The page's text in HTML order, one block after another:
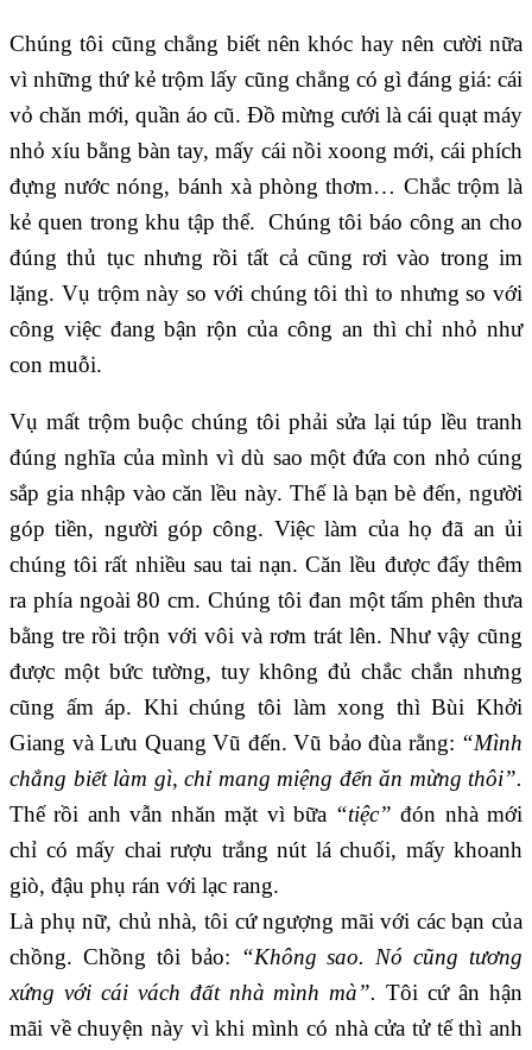
Chúng tôi cũng chẳng biết nên khóc hay nên cười nữa
vì những thứ kẻ trộm lấy cũng chẳng có gì đáng giá: cái
vỏ chăn mới, quần áo cũ. Đồ mừng cưới là cái quạt máy
nhỏ xíu bằng bàn tay, mấy cái nồi xoong mới, cái phích
đựng nước nóng, bánh xà phòng thơm… Chắc trộm là
kẻ quen trong khu tập thể. Chúng tôi báo công an cho
đúng thủ tục nhưng rồi tất cả cũng rơi vào trong im
lặng. Vụ trộm này so với chúng tôi thì to nhưng so với
công việc đang bận rộn của công an thì chỉ nhỏ như
con muỗi.
Vụ mất trộm buộc chúng tôi phải sửa lại túp lều tranh
đúng nghĩa của mình vì dù sao một đứa con nhỏ cúng
sắp gia nhập vào căn lều này. Thế là bạn bè đến, người
góp tiền, người góp công. Việc làm của họ đã an ủi
chúng tôi rất nhiều sau tai nạn. Căn lều được đẩy thêm
ra phía ngoài 80 cm. Chúng tôi đan một tấm phên thưa
bằng tre rồi trộn với vôi và rơm trát lên. Như vậy cũng
được một bức tường, tuy không đủ chắc chắn nhưng
cũng ấm áp. Khi chúng tôi làm xong thì Bùi Khởi
Giang và Lưu Quang Vũ đến. Vũ bảo đùa rằng: “Mình
chẳng biết làm gì, chỉ mang miệng đến ăn mừng thôi”.
Thế rồi anh vẫn nhăn mặt vì bữa “tiệc” đón nhà mới
chỉ có mấy chai rượu trắng nút lá chuối, mấy khoanh
giò, đậu phụ rán với lạc rang.
Là phụ nữ, chủ nhà, tôi cứ ngượng mãi với các bạn của
chồng. Chồng tôi bảo: “Không sao. Nó cũng tương
xứng với cái vách đất nhà mình mà”. Tôi cứ ân hận
mãi về chuyện này vì khi mình có nhà cửa tử tế thì anh